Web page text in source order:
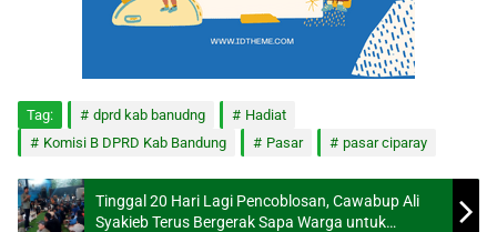
Tag: dprd kab banudng
Hadiat
Komisi B DPRD Kab Bandung
Pasar pasar ciparay
Tinggal 20 Hari Lagi Pencoblosan, Cawabup Ali
Syakieb Terus Bergerak Sapa Warga untuk